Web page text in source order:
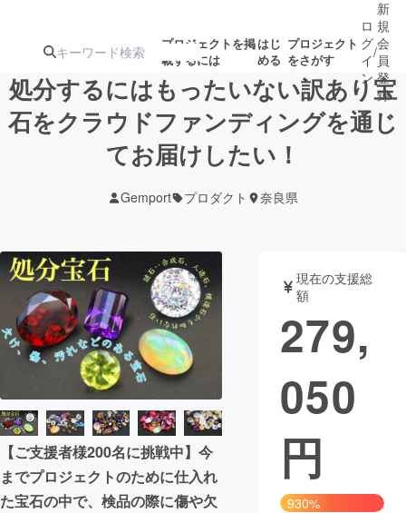
プロジェクトを掲
載するには
はじ
める
プロジェクト
をさがす
注目のリ 注目の新着プロ 募集終了が近いプ
テクノロジー・ガジェット
映像・映画 書籍・雑誌
ビジネス・起業 チャレンジ
まちづくり・地域活性化
CAMPFIRE for Social Good
CAMPFIRE Creation
ロ
グ
イ
ン
/
新
規
会
員
登
録
処分するにはもったいない訳あり宝
石をクラウドファンディングを通じ
てお届けしたい！
Gemport プロダクト 奈良県
【ご支援者様200名に挑戦中】今
までプロジェクトのために仕入れ
た宝石の中で、検品の際に傷や欠
現在の支援総
額
279,
050
円
930%